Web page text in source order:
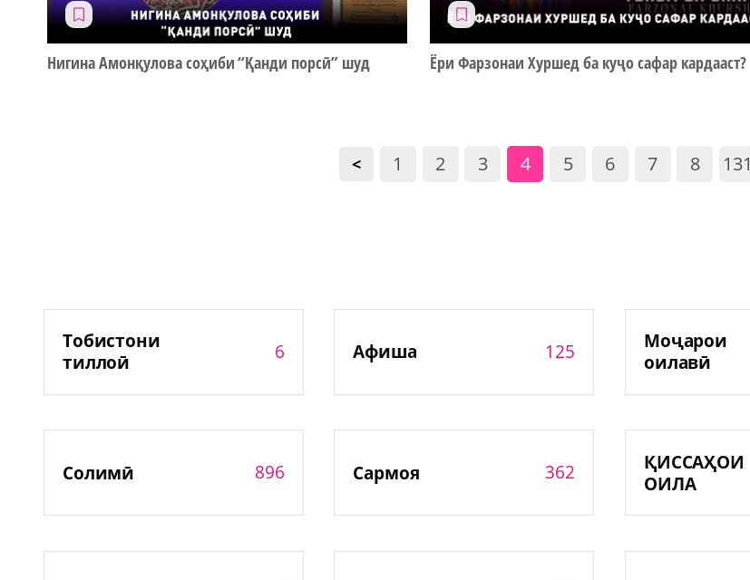
Нигина Амонқулова соҳиби “Қанди порсӣ” шуд Ёри Фарзонаи Хуршед ба куҷо сафар кардааст?
< 1 2 3 4 5 6 7 8 131
Тобистони
тиллоӣ
6 Афиша 125
Моҷарои
оилавӣ
Солимӣ 896 Сармоя 362
ҚИССАҲОИ
ОИЛА